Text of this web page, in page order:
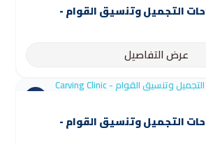
التجميل وتنسيق القوام -
عرض التفاصيل
التجميل وتنسيق القوام -